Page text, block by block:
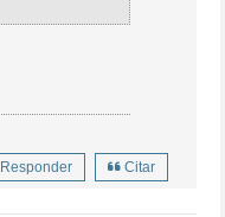
Responder Citar